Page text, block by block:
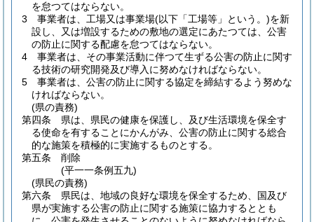
を怠つてはならない。
3
事業者は、工場又は事業場(以下「工場等」という。)を新
設し、又は増設するための敷地の選定にあたつては、公害
の防止に関する配慮を怠つてはならない。
4
事業者は、その事業活動に伴つて生ずる公害の防止に関す
る技術の研究開発及び導入に努めなければならない。
5
事業者は、公害の防止に関する協定を締結するよう努めな
ければならない。
(県の責務)
第四条
県は、県民の健康を保護し、及び生活環境を保全す
る使命を有することにかんがみ、公害の防止に関する総合
的な施策を積極的に実施するものとする。
第五条
削除
(平一一条例五九)
(県民の責務)
第六条
県民は、地域の良好な環境を保全するため、国及び
県が実施する公害の防止に関する施策に協力するととも